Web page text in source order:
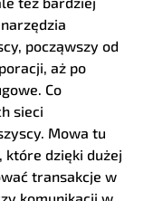
począwszy od
aż po
Co
sieci
Mowa tu
które dzięki dużej
transakcje w